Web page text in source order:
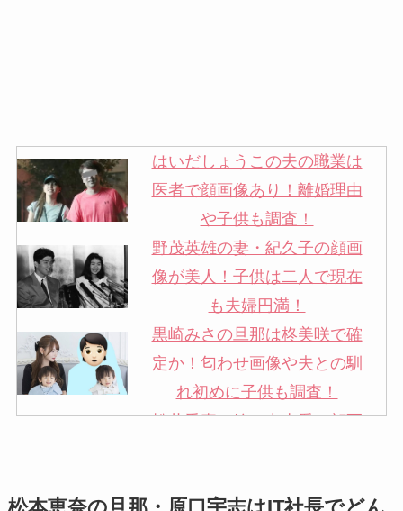
はいだしょうこの夫の職業は
医者で顔画像あり！離婚理由
や子供も調査！
野茂英雄の妻・紀久子の顔画
像が美人！子供は二人で現在
も夫婦円満！
黒崎みさの旦那は柊美咲で確
定か！匂わせ画像や夫との馴
れ初めに子供も調査！
松井秀喜の嫁・中山愛の顔写
申真衣の旦那・工藤けんの現